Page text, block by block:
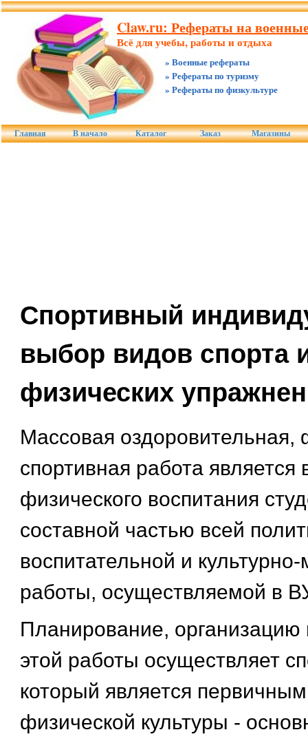
Claw.ru: Рефераты на
Всё для учебы, работы и отдыха
» Военные рефераты
» Рефераты по туризму
» Рефераты по физкультуре
Главная В начало Каталог Заказ Магазины
Спортивный
выбор видов спорта
физических
Массовая оздоровительная,
спортивная работа
физического воспитания
составной частью всей
воспитательной и
работы, осуществляемой в
Планирование, организацию
этой работы осуществляет
который является
физической культуры -